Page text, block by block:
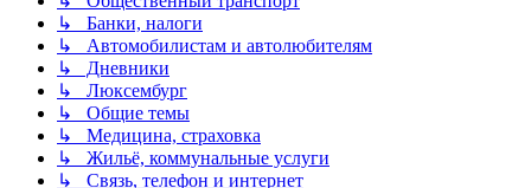
↳ Банки, налоги
↳ Автомобилистам и автолюбителям
↳ Дневники
↳ Люксембург
↳ Общие темы
↳ Медицина, страховка
↳ Жильё, коммунальные услуги
↳ Связь, телефон и интернет